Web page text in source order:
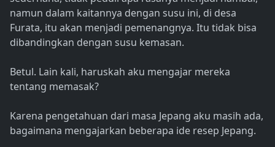
namun dalam kaitannya dengan susu ini, di desa
Furata, itu akan menjadi pemenangnya. Itu tidak bisa
dibandingkan dengan susu kemasan.
Betul. Lain kali, haruskah aku mengajar mereka
tentang memasak?
Karena pengetahuan dari masa Jepang aku masih ada,
bagaimana mengajarkan beberapa ide resep Jepang.